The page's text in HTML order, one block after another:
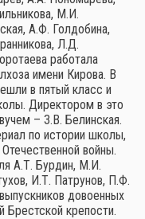
М.И.
А.Ф. Голдобина,
Л.Д.
работала
имени Кирова. В
в пятый класс и
Директором в это
– З.В. Белинская.
по истории школы,
войны.
А.Т. Бурдин, М.И.
И.Т. Патрунов, П.Ф.
довоенных
Брестской крепости.